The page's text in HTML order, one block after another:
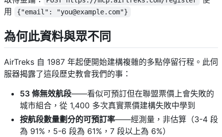
用
{"email": "you@example.com"}
為何此資料與眾不同
AirTreks 自 1987 年起便開始建構複雜的多點停留行程。此伺
服器揭露了這段歷史教會我們的事：
53 條無效航段——看似可預訂但在聯盟票價上會失敗的
城市組合，從 1,400 多次真實票價建構失敗中學到
按航段數量劃分的可預訂率——經測量，非估算（3-4 段
為 91%，5-6 段為 61%，7 段以上為 6%）